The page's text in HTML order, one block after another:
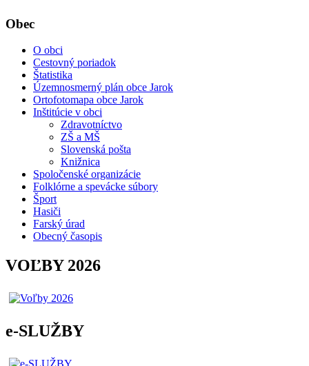
Obec
O obci
Cestovný poriadok
Štatistika
Územnosmerný plán obce Jarok
Ortofotomapa obce Jarok
Inštitúcie v obci
Zdravotníctvo
ZŠ a MŠ
Slovenská pošta
Knižnica
Spoločenské organizácie
Folklórne a spevácke súbory
Šport
Hasiči
Farský úrad
Obecný časopis
VOĽBY 2026
e-SLUŽBY